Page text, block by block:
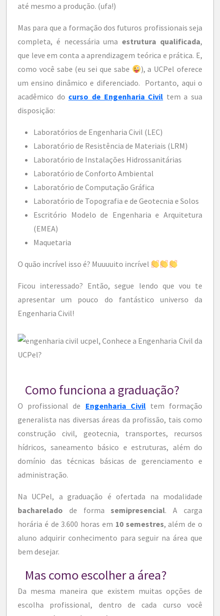
até mesmo a produção. (ufa!)
Mas para que a formação dos futuros profissionais seja
completa, é necessária uma estrutura qualificada,
que leve em conta a aprendizagem teórica e prática. E,
como você sabe (eu sei que sabe
), a UCPel oferece
um ensino dinâmico e diferenciado. Portanto, aqui o
acadêmico do curso de Engenharia Civil tem a sua
disposição:
Laboratórios de Engenharia Civil (LEC)
Laboratório de Resistência de Materiais (LRM)
Laboratório de Instalações Hidrossanitárias
Laboratório de Conforto Ambiental
Laboratório de Computação Gráfica
Laboratório de Topografia e de Geotecnia e Solos
Escritório Modelo de Engenharia e Arquitetura
(EMEA)
Maquetaria
O quão incrível isso é? Muuuuito incrível
Ficou interessado? Então, segue lendo que vou te
apresentar um pouco do fantástico universo da
Engenharia Civil!
Como funciona a graduação?
O profissional de Engenharia Civiltem formação
generalista nas diversas áreas da profissão, tais como
construção civil, geotecnia, transportes, recursos
hídricos, saneamento básico e estruturas, além do
domínio das técnicas básicas de gerenciamento e
administração.
Na UCPel, a graduação é ofertada na modalidade
bacharelado de forma semipresencial. A carga
horária é de 3.600 horas em 10 semestres, além de o
aluno adquirir conhecimento para seguir na área que
bem desejar.
Mas como escolher a área?
Da mesma maneira que existem muitas opções de
escolha profissional, dentro de cada curso você